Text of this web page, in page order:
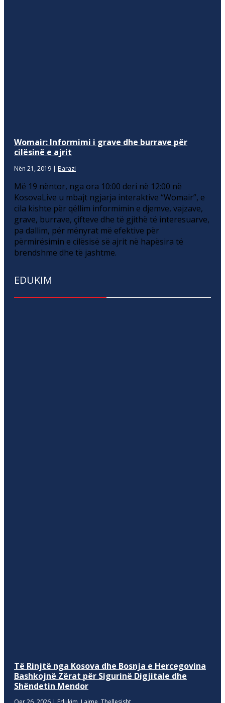
Womair: Informimi i grave dhe burrave për
cilësinë e ajrit
Nën 21, 2019 | Barazi
Më 19 nëntor, nga ora 10:00 deri në 12:00 në
KosovaLive u mbajt ngjarja interaktive “Womair”, e
cila kishte për qëllim informimin e djemve, vajzave,
grave, burrave, çifteve dhe të gjithë të interesuarve,
pa dallim, për mënyrat më efektive për
përmirësimin e cilësisë së ajrit në hapësira të
brendshme dhe të jashtme.
EDUKIM
Të Rinjtë nga Kosova dhe Bosnja e Hercegovina
Bashkojnë Zërat për Sigurinë Digjitale dhe
Shëndetin Mendor